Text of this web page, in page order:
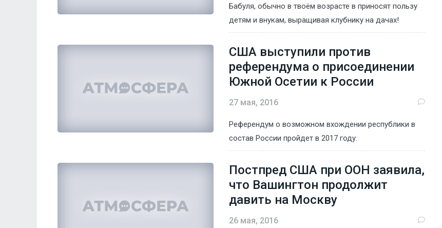
Бабуля, обычно в твоём возрасте в приносят пользу
детям и внукам, выращивая клубнику на дачах!
США выступили против
референдума о присоединении
Южной Осетии к России
27 мая, 2016
Референдум о возможном вхождении республики в
состав России пройдет в 2017 году.
Постпред США при ООН заявила,
что Вашингтон продолжит
давить на Москву
26 мая, 2016